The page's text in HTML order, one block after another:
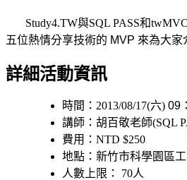
Study4.TW與SQL PASS和
五位熱情分享技術的 MVP 來為大
詳細活動資訊
時間：2013/08/17(六) 09
講師：胡百敬老師(SQL
費用： NTD $250
地點：新竹市科學園區
人數上限： 70人